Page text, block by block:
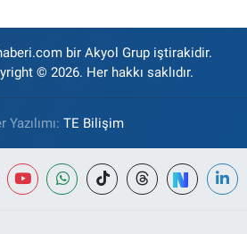
bir Akyol Grup iştirakidir.
© 2026. Her hakkı saklıdır.
Yazılımı: TE Bilişim